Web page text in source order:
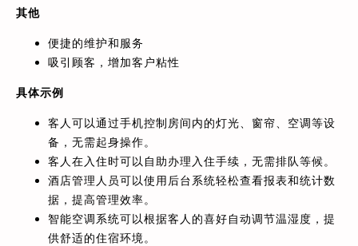
其他
便捷的维护和服务
吸引顾客，增加客户粘性
具体示例
客人可以通过手机控制房间内的灯光、窗帘、空调等设
备，无需起身操作。
客人在入住时可以自助办理入住手续，无需排队等候。
酒店管理人员可以使用后台系统轻松查看报表和统计数
据，提高管理效率。
智能空调系统可以根据客人的喜好自动调节温湿度，提
供舒适的住宿环境。